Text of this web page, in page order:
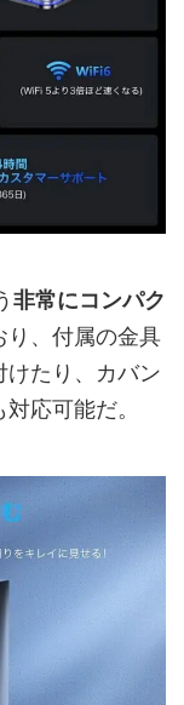
非常にコンパク
り、付属の金具
けたり、カバン
応可能だ。